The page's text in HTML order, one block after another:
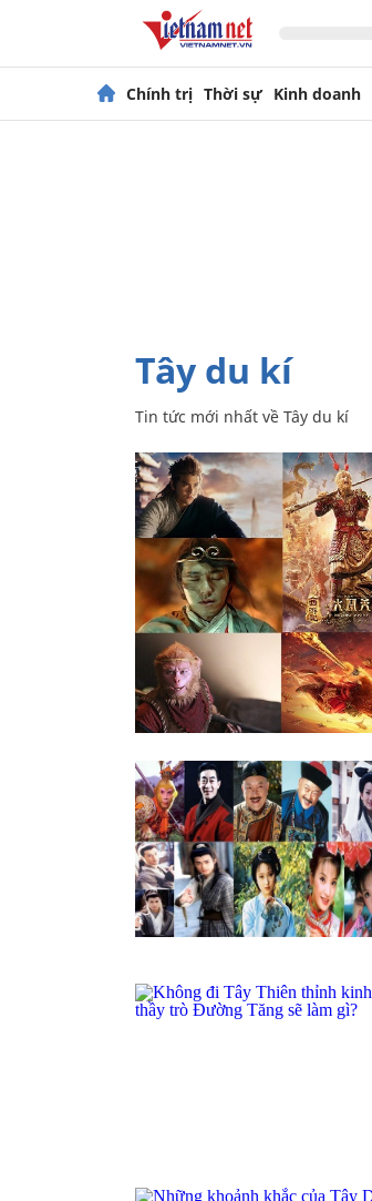
Chính trị Thời sự Kinh doanh
Tây du kí
Tin tức mới nhất về Tây du kí